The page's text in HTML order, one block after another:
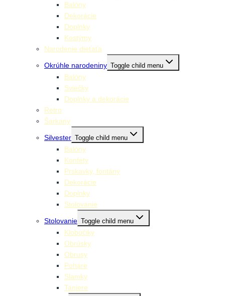
Balóny
Dekorácie
Doplnky
Kostýmy
Narodenie dieťaťa
Okrúhle narodeniny Toggle child menu
Balóny
Sviečky
Doplnky a dekorácie
Retro
Šarkany
Silvester Toggle child menu
Balóny
Konfety
Prskavky, fontány
Dekorácie
Doplnky
Stolovanie
Stolovanie Toggle child menu
Klobúčiky
Obrúsky
Obrusy
Poháre
Slamky
Taniere